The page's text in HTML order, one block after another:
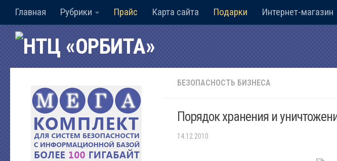
Главная Рубрики Прайс Карта сайта Подарки Интернет-магазин
БЕЗОПАСНОСТЬ БИЗНЕСА
Порядок хранения и
14.12.2010